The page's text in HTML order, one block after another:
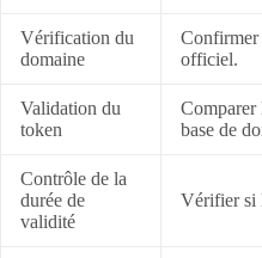
Vérification du
domaine
Confirmer
officiel.
Validation du
token
Comparer
base de
Contrôle de la
durée de
validité
Vérifier si